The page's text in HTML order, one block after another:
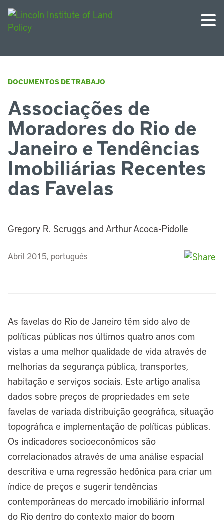
DOCUMENTOS DE TRABAJO
Associações de
Moradores do Rio de
Janeiro e Tendências
Imobiliárias Recentes
das Favelas
Gregory R. Scruggs and Arthur Acoca-Pidolle
Abril 2015, portugués
As favelas do Rio de Janeiro têm sido alvo de
políticas públicas nos últimos quatro anos com
vistas a uma melhor qualidade de vida através de
melhorias da segurança pública, transportes,
habitação e serviços sociais. Este artigo analisa
dados sobre preços de propriedades em sete
favelas de variada distribuição geográfica, situação
topográfica e implementação de políticas públicas.
Os indicadores socioeconômicos são
correlacionados através de uma análise espacial
descritiva e uma regressão hedônica para criar um
índice de preços e sugerir tendências
contemporâneas do mercado imobiliário informal
do Rio dentro do contexto maior do boom